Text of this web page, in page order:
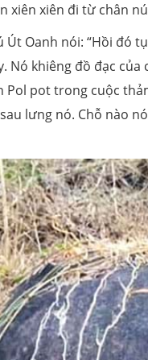
xiên xiên đi từ chân
Út Oanh nói: “Hồi đó
Nó khiêng đồ đạc
pot trong cuộc
lưng nó. Chỗ nào